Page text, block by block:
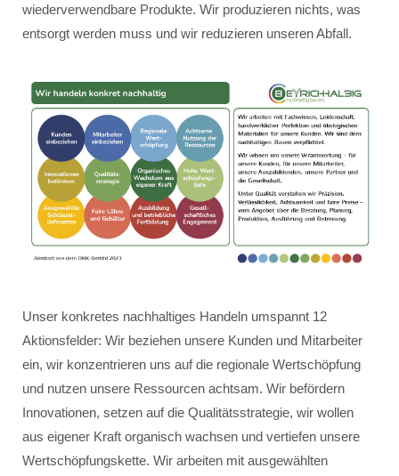
wiederverwendbare Produkte. Wir produzieren nichts, was
entsorgt werden muss und wir reduzieren unseren Abfall.
Unser konkretes nachhaltiges Handeln umspannt 12
Aktionsfelder: Wir beziehen unsere Kunden und Mitarbeiter
ein, wir konzentrieren uns auf die regionale Wertschöpfung
und nutzen unsere Ressourcen achtsam. Wir befördern
Innovationen, setzen auf die Qualitätsstrategie, wir wollen
aus eigener Kraft organisch wachsen und vertiefen unsere
Wertschöpfungskette. Wir arbeiten mit ausgewählten